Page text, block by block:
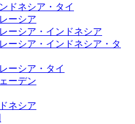
ドネシア・タイ
ーシア
ーシア・インドネシア
ーシア・インドネシア・タ
ーシア・タイ
ーデン
ネシア